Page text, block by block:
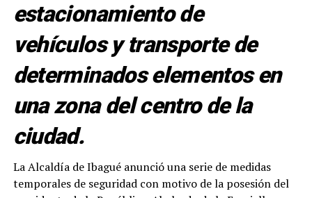
estacionamiento de
vehículos y transporte de
determinados elementos en
una zona del centro de la
ciudad.
La Alcaldía de Ibagué anunció una serie de medidas
temporales de seguridad con motivo de la posesión del